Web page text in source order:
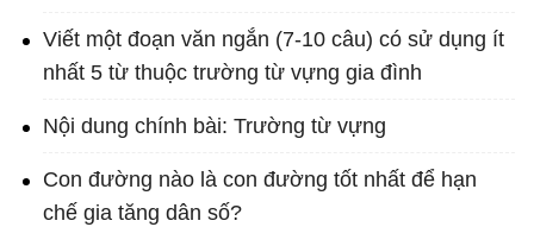
Viết một đoạn văn ngắn (7-10 câu) có sử dụng ít
nhất 5 từ thuộc trường từ vựng gia đình
Nội dung chính bài: Trường từ vựng
Con đường nào là con đường tốt nhất để hạn
chế gia tăng dân số?